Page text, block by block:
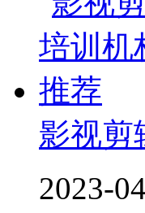
影视剪
2023-